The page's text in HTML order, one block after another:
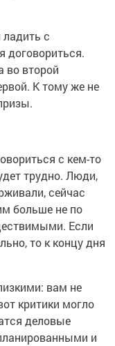
с
договориться.
во второй
К тому же не
с кем-то
трудно. Люди,
сейчас
больше не по
Если
то к концу дня
вам не
критики могло
деловые
и